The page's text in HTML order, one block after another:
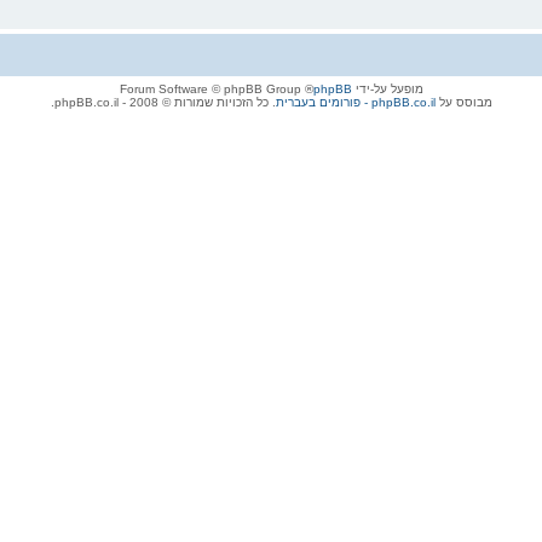
מופעל על-ידי phpBB
® Forum Software © phpBB Group
מבוסס עלphpBB.co.il - פורומים בעברית . כל הזכויות שמורות © 2008 - phpBB.co.il.